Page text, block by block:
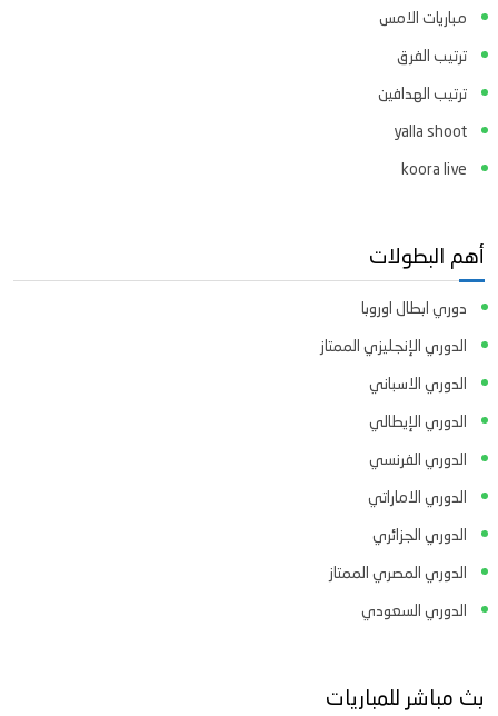
مباريات الامس
ترتيب الفرق
ترتيب الهدافين
yalla shoot
koora live
أهم البطولات
دوري ابطال اوروبا
الدوري الإنجليزي الممتاز
الدوري الاسباني
الدوري الإيطالي
الدوري الفرنسي
الدوري الاماراتي
الدوري الجزائري
الدوري المصري الممتاز
الدوري السعودي
بث مباشر للمباريات